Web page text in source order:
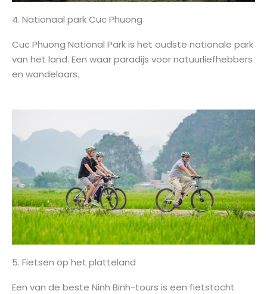
4. Nationaal park Cuc Phuong
Cuc Phuong National Park is het oudste nationale park
van het land. Een waar paradijs voor natuurliefhebbers
en wandelaars.
5. Fietsen op het platteland
Een van de beste Ninh Binh-tours is een fietstocht